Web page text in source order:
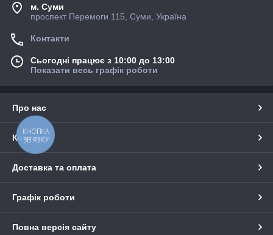
м. Суми
проспект Перемоги 115, Суми, Україна
Контакти
Сьогодні працює з 10:00 до 13:00
Показати весь графік роботи
Про нас
Контакти
Доставка та оплата
Графік роботи
Повна версія сайту
КНОПКА
ЗВ'ЯЗКУ